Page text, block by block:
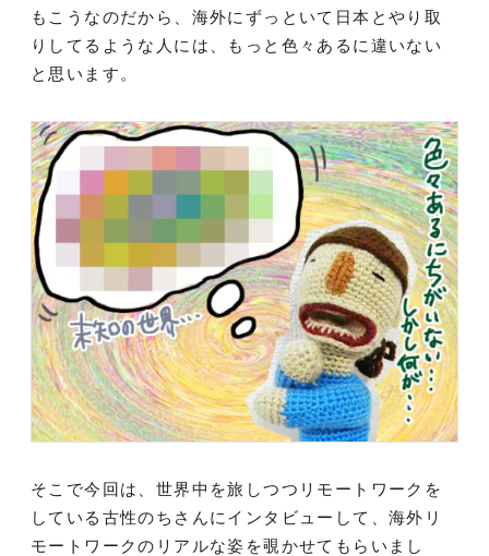
もこうなのだから、海外にずっといて日本とやり取
りしてるような人には、もっと色々あるに違いない
と思います。
そこで今回は、世界中を旅しつつリモートワークを
している古性のちさんにインタビューして、海外リ
モートワークのリアルな姿を覗かせてもらいまし